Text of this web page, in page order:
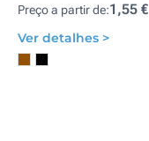
Preço a partir de:1,55 €
Ver detalhes >